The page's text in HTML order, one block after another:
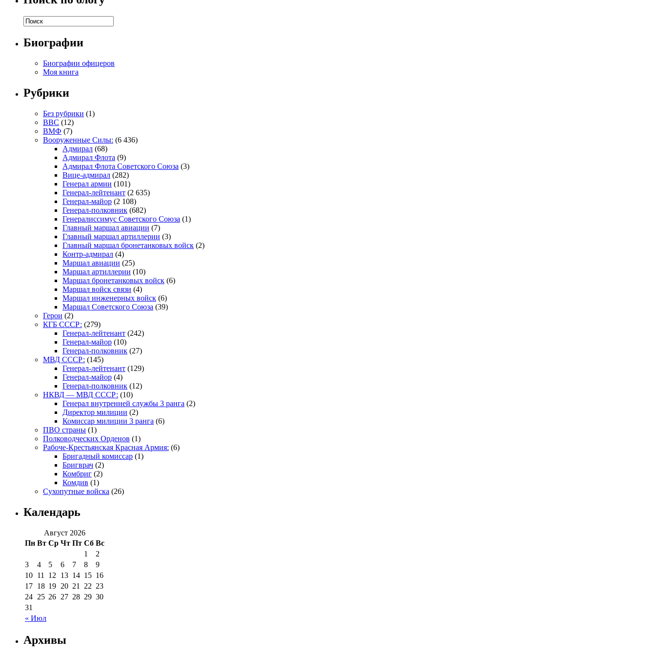
Биографии
Биографии офицеров
Моя книга
Рубрики
Без рубрики (1)
ВВС (12)
ВМФ (7)
Вооруженные Силы: (6 436)
Адмирал (68)
Адмирал Флота (9)
Адмирал Флота Советского Союза (3)
Вице-адмирал (282)
Генерал армии (101)
Генерал-лейтенант (2 635)
Генерал-майор (2 108)
Генерал-полковник (682)
Генералиссимус Советского Союза (1)
Главный маршал авиации (7)
Главный маршал артиллерии (3)
Главный маршал бронетанковых войск (2)
Контр-адмирал (4)
Маршал авиации (25)
Маршал артиллерии (10)
Маршал бронетанковых войск (6)
Маршал войск связи (4)
Маршал инженерных войск (6)
Маршал Советского Союза (39)
Герои (2)
КГБ СССР: (279)
Генерал-лейтенант (242)
Генерал-майор (10)
Генерал-полковник (27)
МВД СССР: (145)
Генерал-лейтенант (129)
Генерал-майор (4)
Генерал-полковник (12)
НКВД — МВД СССР: (10)
Генерал внутренней службы 3 ранга (2)
Директор милиции (2)
Комиссар милиции 3 ранга (6)
ПВО страны (1)
Полководческих Орденов (1)
Рабоче-Крестьянская Красная Армия: (6)
Бригадный комиссар (1)
Бригврач (2)
Комбриг (2)
Комдив (1)
Сухопутные войска (26)
Календарь
Август 2026
Пн Вт Ср Чт Пт Сб Вс
« Июл
1
2
3
4 5 6 7 8
9
10 11 12 13 14 15 16
17 18 19 20 21 22 23
24 25 26 27 28 29 30
31
Архивы